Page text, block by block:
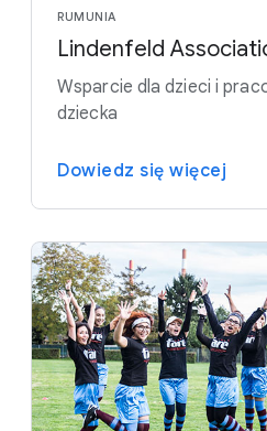
RUMUNIA
Lindenfeld
Wsparcie dla dzieci i
dziecka
Dowiedz się więcej